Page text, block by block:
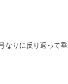
なりに反り返って